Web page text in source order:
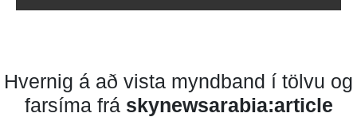
Hvernig á að vista myndband í tölvu og
farsíma frá skynewsarabia:article